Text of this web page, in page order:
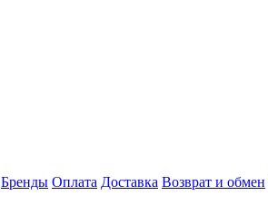
Бренды Оплата Доставка Возврат и обмен